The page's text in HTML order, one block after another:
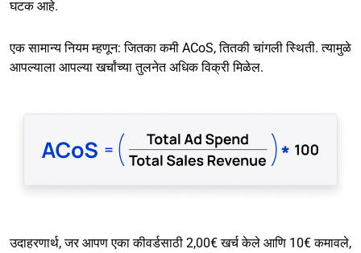
घटक आहे.
एक सामान्य नियम म्हणून: जितका कमी ACoS, तितकी चांगली स्थिती. त्यामुळे
आपल्याला आपल्या खर्चांच्या तुलनेत अधिक विक्री मिळेल.
उदाहरणार्थ, जर आपण एका कीवर्डसाठी 2,00€ खर्च केले आणि 10€ कमावले,